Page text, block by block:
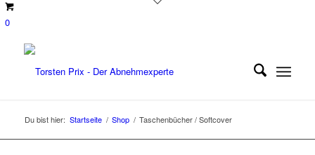
0
Du bist hier: Startseite / Shop / Taschenbücher / Softcover